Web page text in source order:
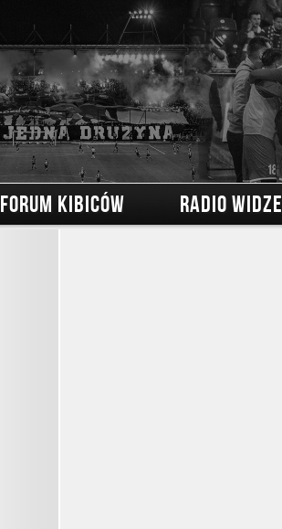
FORUM KIBICÓW RADIO